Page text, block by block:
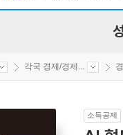
각국 경제/경제...
소득공제